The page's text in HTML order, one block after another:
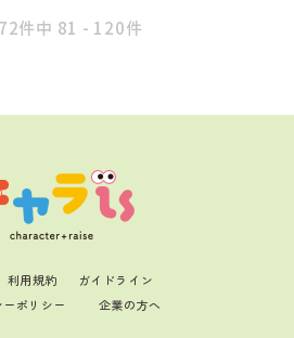
件中 81 - 120件
利用規約
ガイドライン
ポリシー
企業の方へ